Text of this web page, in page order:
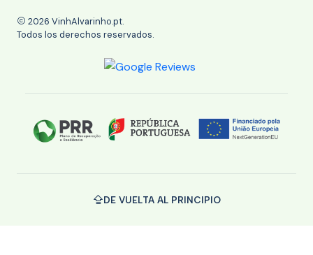
2026 VinhAlvarinho.pt.
Todos los derechos reservados.
DE VUELTA AL PRINCIPIO